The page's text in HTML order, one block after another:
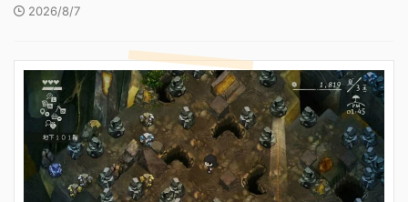
2026/8/7